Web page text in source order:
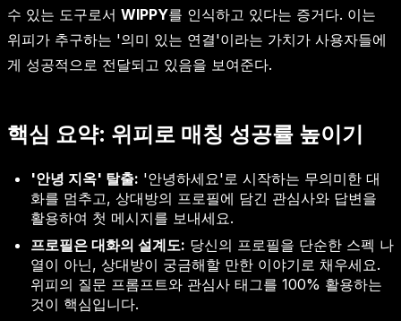
수 있는 도구로서 WIPPY를 인식하고 있다는 증거다. 이는
위피가 추구하는 '의미 있는 연결'이라는 가치가 사용자들에
게 성공적으로 전달되고 있음을 보여준다.
핵심 요약: 위피로 매칭 성공률 높이기
'안녕 지옥' 탈출: '안녕하세요'로 시작하는 무의미한 대
화를 멈추고, 상대방의 프로필에 담긴 관심사와 답변을
활용하여 첫 메시지를 보내세요.
프로필은 대화의 설계도: 당신의 프로필을 단순한 스펙 나
열이 아닌, 상대방이 궁금해할 만한 이야기로 채우세요.
위피의 질문 프롬프트와 관심사 태그를 100% 활용하는
것이 핵심입니다.